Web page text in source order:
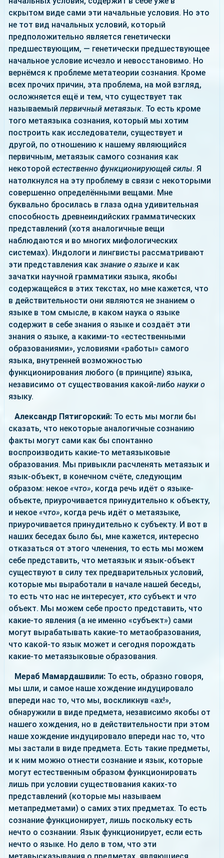
скрытом виде сами эти начальные условия. Но это
не тот вид начальных условий, который
предположительно является генетически
предшествующим, — генетически предшествующее
начальное условие исчезло и невосстановимо. Но
вернёмся к проблеме метатеории сознания. Кроме
всех прочих причин, эта проблема, на мой взгляд,
осложняется ещё и тем, что существует так
называемый первичный метаязык. То есть кроме
того метаязыка сознания, который мы хотим
построить как исследователи, существует и
другой, по отношению к нашему являющийся
первичным, метаязык самого сознания как
некоторой естественно функционирующей силы. Я
натолкнулся на эту проблему в связи с некоторыми
совершенно определёнными вещами. Мне
буквально бросилась в глаза одна удивительная
способность древнеиндийских грамматических
представлений (хотя аналогичные вещи
наблюдаются и во многих мифологических
системах). Индологи и лингвисты рассматривают
эти представления как знание о языке и как
зачатки научной грамматики языка, якобы
содержащейся в этих текстах, но мне кажется, что
в действительности они являются не знанием о
языке в том смысле, в каком наука о языке
содержит в себе знания о языке и создаёт эти
знания о языке, а какими-то «естественными
образованиями», условиями «работы» самого
языка, внутренней возможностью
функционирования любого (в принципе) языка,
независимо от существования какой-либо науки о
языку.
Александр Пятигорский: То есть мы могли бы
сказать, что некоторые аналогичные сознанию
факты могут сами как бы спонтанно
воспроизводить какие-то метаязыковые
образования. Мы привыкли расчленять метаязык и
язык-объект, в конечном счёте, следующим
образом: некое «что», когда речь идёт о языке-
объекте, приурочивается принудительно к объекту,
и некое «что», когда речь идёт о метаязыке,
приурочивается принудительно к субъекту. И вот в
наших беседах было бы, мне кажется, интересно
отказаться от этого членения, то есть мы можем
себе представить, что метаязык и язык-объект
существуют в силу тех предварительных условий,
которые мы выработали в начале нашей беседы,
то есть что нас не интересует, кто субъект и что
объект. Мы можем себе просто представить, что
какие-то явления (а не именно «субъект») сами
могут вырабатывать какие-то метаобразования,
что какой-то язык может и сегодня порождать
какие-то метаязыковые образования.
Мераб Мамардашвили: То есть, образно говоря,
мы шли, и самое наше хождение индуцировало
впереди нас то, что мы, воскликнув «ах!»,
обнаружили в виде предмета, независимо якобы от
нашего хождения, но в действительности при этом
наше хождение индуцировало впереди нас то, что
мы застали в виде предмета. Есть такие предметы,
и к ним можно отнести сознание и язык, которые
могут естественным образом функционировать
лишь при условии существования каких-то
представлений (которые мы называем
метапредметами) о самих этих предметах. То есть
сознание функционирует, лишь поскольку есть
нечто о сознании. Язык функционирует, если есть
нечто о языке. Но дело в том, что эти